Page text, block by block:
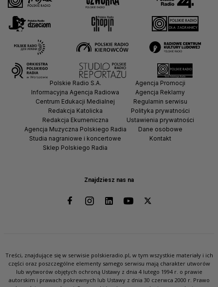
Znajdziesz nas na
Polskie Radio S.A.
Informacyjna Agencja Radiowa
Centrum Edukacji Medialnej
Redakcja Katolicka
Redakcja Ekumeniczna
Agencja Muzyczna Polskiego Radia
Studia nagraniowe i koncertowe
Sklep Polskiego Radia
Agencja Promocji
Agencja Reklamy
Regulamin serwisu
Polityka prywatności
Ustawienia prywatności
Dane osobowe
Kontakt
Treści, znajdujące się w serwisie polskieradio.pl, w tym wszystkie materiały i ich
części oraz poszczególne elementy samego serwisu mają charakter utworów
lub wytworów objętych ochroną Ustawy z dnia 4 lutego 1994 r. o prawie
autorskim i prawach pokrewnych lub Ustawy z dnia 30 czerwca 2000 r. Prawo